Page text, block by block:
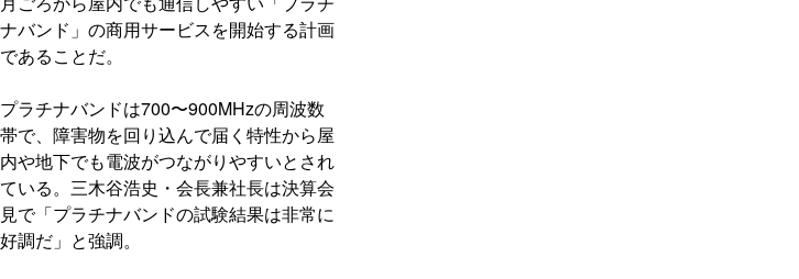
ナバンド」の商用サービスを開始する計画
であることだ。
プラチナバンドは700〜900MHzの周波数
帯で、障害物を回り込んで届く特性から屋
内や地下でも電波がつながりやすいとされ
ている。三木谷浩史・会長兼社長は決算会
見で「プラチナバンドの試験結果は非常に
好調だ」と強調。